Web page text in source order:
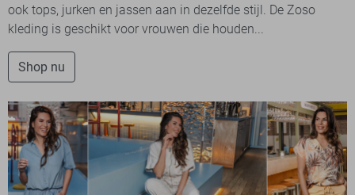
ook tops, jurken en jassen aan in dezelfde stijl. De Zoso
kleding is geschikt voor vrouwen die houden...
Shop nu